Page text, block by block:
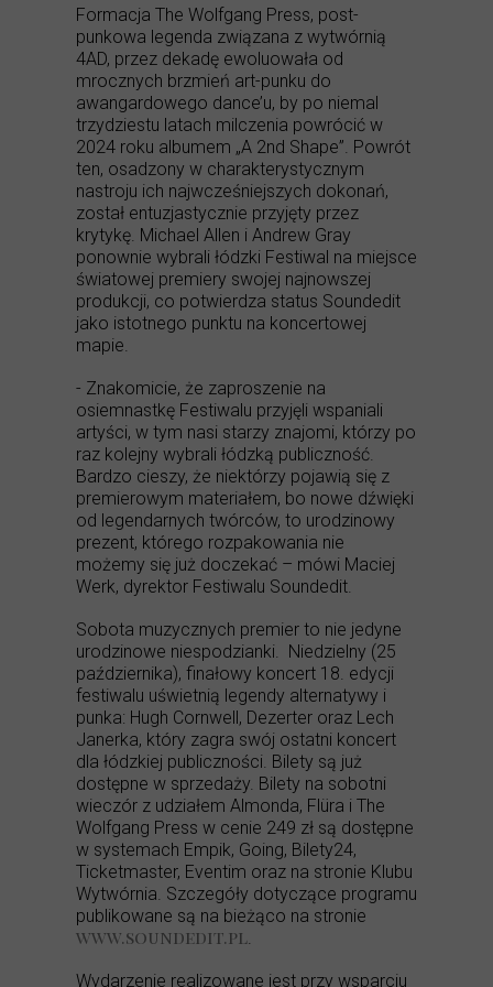
Formacja The Wolfgang Press, post-
punkowa legenda związana z wytwórnią
4AD, przez dekadę ewoluowała od
mrocznych brzmień art-punku do
awangardowego dance’u, by po niemal
trzydziestu latach milczenia powrócić w
2024 roku albumem „A 2nd Shape”. Powrót
ten, osadzony w charakterystycznym
nastroju ich najwcześniejszych dokonań,
został entuzjastycznie przyjęty przez
krytykę. Michael Allen i Andrew Gray
ponownie wybrali łódzki Festiwal na miejsce
światowej premiery swojej najnowszej
produkcji, co potwierdza status Soundedit
jako istotnego punktu na koncertowej
mapie.
- Znakomicie, że zaproszenie na
osiemnastkę Festiwalu przyjęli wspaniali
artyści, w tym nasi starzy znajomi, którzy po
raz kolejny wybrali łódzką publiczność.
Bardzo cieszy, że niektórzy pojawią się z
premierowym materiałem, bo nowe dźwięki
od legendarnych twórców, to urodzinowy
prezent, którego rozpakowania nie
możemy się już doczekać – mówi Maciej
Werk, dyrektor Festiwalu Soundedit.
Sobota muzycznych premier to nie jedyne
urodzinowe niespodzianki. Niedzielny (25
października), finałowy koncert 18. edycji
festiwalu uświetnią legendy alternatywy i
punka: Hugh Cornwell, Dezerter oraz Lech
Janerka, który zagra swój ostatni koncert
dla łódzkiej publiczności. Bilety są już
dostępne w sprzedaży. Bilety na sobotni
wieczór z udziałem Almonda, Flüra i The
Wolfgang Press w cenie 249 zł są dostępne
w systemach Empik, Going, Bilety24,
Ticketmaster, Eventim oraz na stronie Klubu
Wytwórnia. Szczegóły dotyczące programu
publikowane są na bieżąco na stronie
www.soundedit.pl.
Wydarzenie realizowane jest przy wsparciu